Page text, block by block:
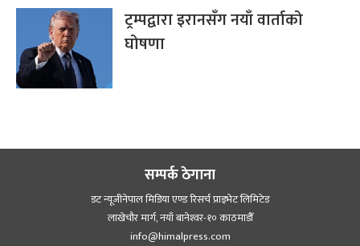
ट्रम्पद्वारा इरानसँग नयाँ वार्ताको
घोषणा
सम्पर्क ठेगाना
डट न्यूजीनेपाल मिडिया एण्ड रिसर्च प्राइभेट लिमिटेड
लाखेचौर मार्ग, नयाँ बानेश्‍वर-१० काठमाडौँ
info@himalpress.com